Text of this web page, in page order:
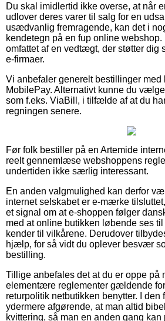
Du skal imidlertid ikke overse, at når
udlover deres varer til salg for en
usædvanlig fremragende, kan det i
kendetegn på en fup online webshop.
omfattet af en vedtægt, der støtter dig
e-firmaer.
Vi anbefaler generelt bestillinger med
MobilePay. Alternativt kunne du
som f.eks. ViaBill, i tilfælde af at du
regningen senere.
Før folk bestiller på en Artemide
reelt gennemlæse webshoppens
undertiden ikke særlig interessant.
En anden valgmulighed kan derfor
internet selskabet er e-mærke
et signal om at e-shoppen følger
med at online butikken løbende ses
kender til vilkårene. Derudover
hjælp, for så vidt du oplever besvær
bestilling.
Tillige anbefales det at du er oppe på
elementære reglementer gældende
returpolitik netbutikken benytter. I den
ydermere afgørende, at man altid
kvittering, så man en anden gang